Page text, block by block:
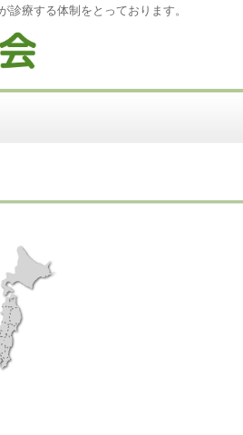
療する体制をとっております。